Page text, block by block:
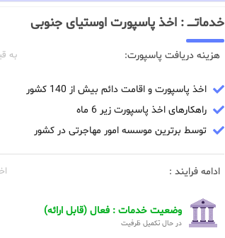
خدماتـــــ : اخذ پاسپورت اوستیای جنوبی
هزینه دریافت پاسپورت: به
اخذ پاسپورت و اقامت دائم بیش از 140 کشور
راهکارهای اخذ پاسپورت زیر 6 ماه
توسط برترین موسسه امور مهاجرتی در کشور
ادامه فرایند :
وضعیت خدمات : فعال (قابل ارائه)
در حال تکمیل ظرفیت